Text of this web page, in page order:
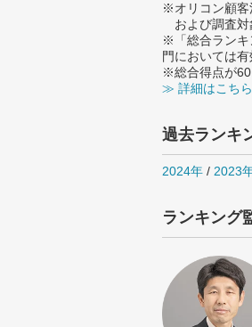
※オリコン顧客
および調査対
※「総合ランキ
門においては
※総合得点が
≫ 詳細はこちら
過去ランキ
2024年 / 2023
ランキング